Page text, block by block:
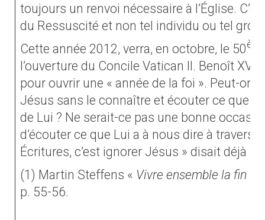
toujours un renvoi nécessaire à l’Église.
du Ressuscité et non tel individu ou tel
Cette année 2012, verra, en octobre, le 50
l’ouverture du Concile Vatican II. Benoît XVI
pour ouvrir une « année de la foi ». Peut-on
Jésus sans le connaître et écouter ce que
de Lui ? Ne serait-ce pas une bonne
d’écouter ce que Lui a à nous dire à travers
Écritures, c’est ignorer Jésus » disait déjà
(1) Martin Steffens « Vivre ensemble la fin
p. 55-56.